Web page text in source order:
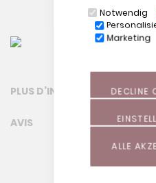
Notwendig
Marketing
ALLE
DECLINE
PLUS D’INFORMATION
AVIS